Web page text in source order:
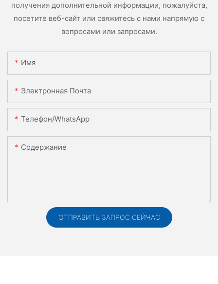
получения дополнительной информации, пожалуйста,
посетите веб-сайт или свяжитесь с нами напрямую с
вопросами или запросами.
Имя
Электронная Почта
Телефон/WhatsApp
Содержание
ОТПРАВИТЬ ЗАПРОС СЕЙЧАС